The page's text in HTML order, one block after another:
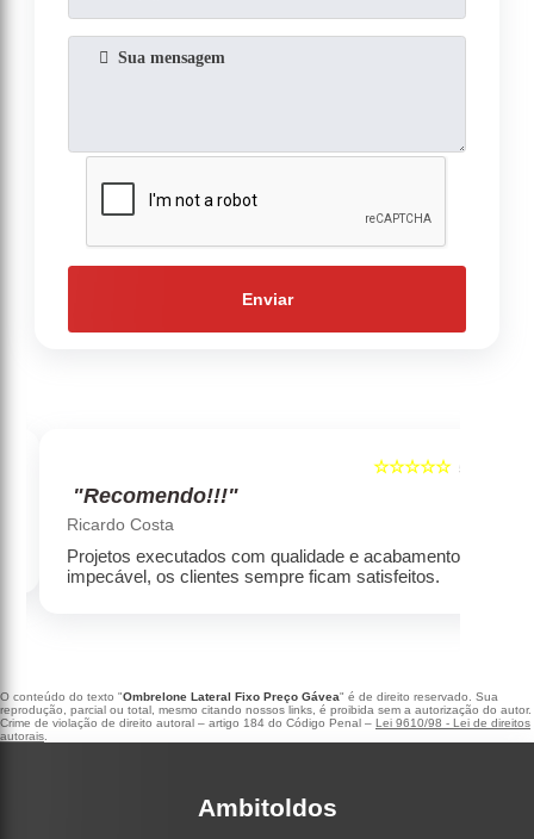
Enviar
5
☆☆☆☆☆
"Recomendo!!!"
Ricardo Costa
Projetos executados com qualidade e acabamento
impecável, os clientes sempre ficam satisfeitos.
O conteúdo do texto "Ombrelone Lateral Fixo Preço Gávea" é de direito reservado. Sua
reprodução, parcial ou total, mesmo citando nossos links, é proibida sem a autorização do autor.
Crime de violação de direito autoral – artigo 184 do Código Penal – Lei 9610/98 - Lei de direitos
autorais
Ambitoldos